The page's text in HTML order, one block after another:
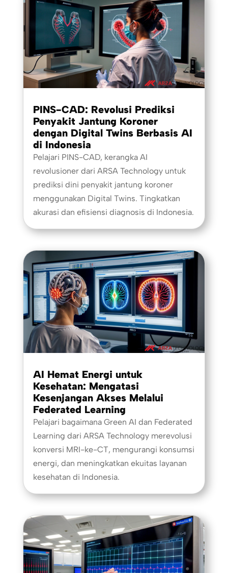
PINS-CAD: Revolusi Prediksi
Penyakit Jantung Koroner
dengan Digital Twins Berbasis AI
di Indonesia
Pelajari PINS-CAD, kerangka AI
revolusioner dari ARSA Technology untuk
prediksi dini penyakit jantung koroner
menggunakan Digital Twins. Tingkatkan
akurasi dan efisiensi diagnosis di Indonesia.
AI Hemat Energi untuk
Kesehatan: Mengatasi
Kesenjangan Akses Melalui
Federated Learning
Pelajari bagaimana Green AI dan Federated
Learning dari ARSA Technology merevolusi
konversi MRI-ke-CT, mengurangi konsumsi
energi, dan meningkatkan ekuitas layanan
kesehatan di Indonesia.